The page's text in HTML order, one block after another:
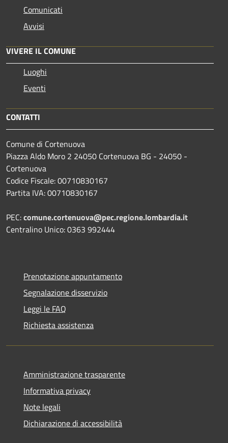
Comunicati
Avvisi
VIVERE IL COMUNE
Luoghi
Eventi
CONTATTI
Comune di Cortenuova
Piazza Aldo Moro 2 24050 Cortenuova BG - 24050 -
Cortenuova
Codice Fiscale: 00710830167
Partita IVA: 00710830167
PEC:comune.cortenuova@pec.regione.lombardia.it
Centralino Unico: 0363 992444
Prenotazione appuntamento
Segnalazione disservizio
Leggi le FAQ
Richiesta assistenza
Amministrazione trasparente
Informativa privacy
Note legali
Dichiarazione di accessibilità